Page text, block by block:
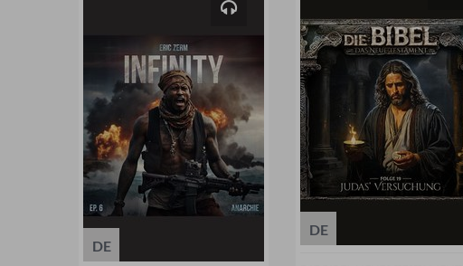
DE
DE